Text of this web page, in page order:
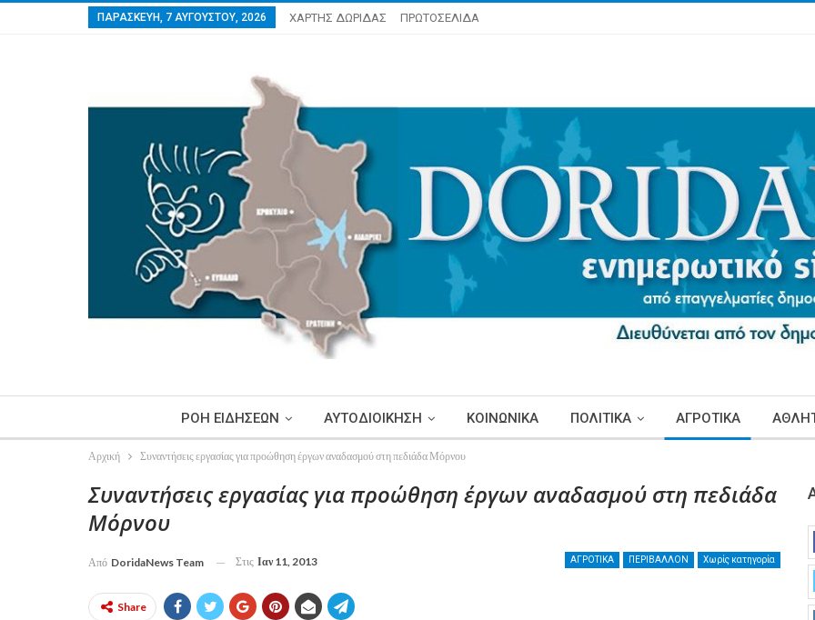
ΠΑΡΑΣΚΕΥΉ, 7 ΑΥΓΟΎΣΤΟΥ, 2026 ΧΑΡΤΗΣ ΔΩΡΙΔΑΣ ΠΡΩΤΟΣΕΛΙΔΑ
ΡΟΗ ΕΙΔΗΣΕΩΝ ΑΥΤΟΔΙΟΙΚΗΣΗ ΚΟΙΝΩΝΙΚΑ ΠΟΛΙΤΙΚΑ ΑΓΡΟΤΙΚΑ
Αρχική Συναντήσεις εργασίας για προώθηση έργων αναδασμού στη πεδιάδα Μόρνου
Συναντήσεις εργασίας για προώθηση έργων αναδασμού στη πεδιάδα
Μόρνου
ΑΓΡΟΤΙΚΑ ΠΕΡΙΒΑΛΛΟΝ Χωρίς κατηγορία
Από DoridaNews Team Στις Ιαν 11, 2013
Share